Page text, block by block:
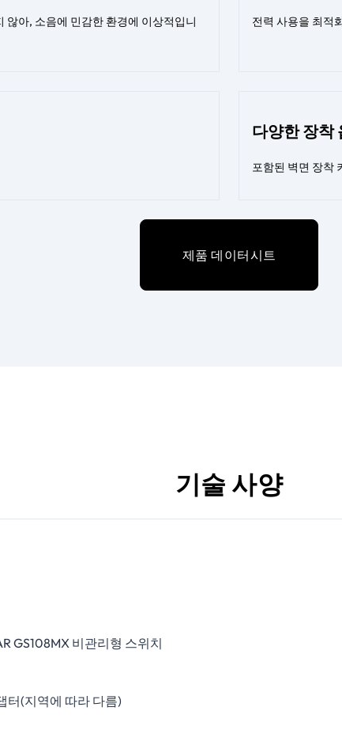
아, 소음에 민감한 환경에 이상적입니
전력 사용을 최적
다양한 장착
포함된 벽면 장착
제품 데이터시트
기술 사양
GS108MX 비관리형 스위치
터(지역에 따라 다름)